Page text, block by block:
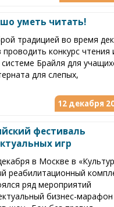
уметь читать!
традицией во время
проводить конкурс чтения
Брайля для
для слепых,
12 декабря
фестиваль
игр
в Москве в
реабилитационный
ряд мероприятий
бизнес-